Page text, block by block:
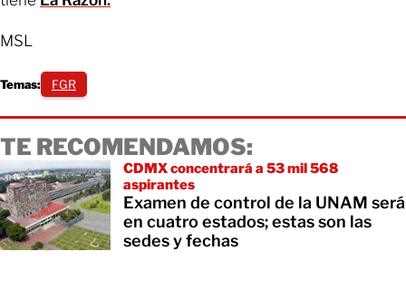
MSL
Temas: FGR
TE RECOMENDAMOS:
CDMX concentrará a 53 mil 568
aspirantes
Examen de control de la UNAM será
en cuatro estados; estas son las
sedes y fechas